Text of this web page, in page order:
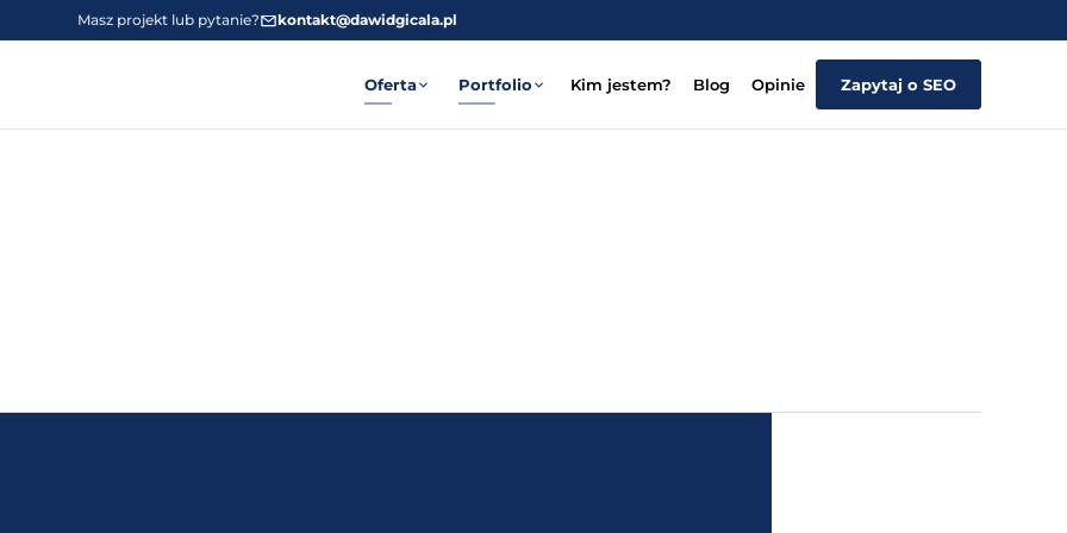
Masz projekt lub pytanie? kontakt@dawidgicala.pl
Oferta Portfolio Kim jestem? Blog Opinie Zapytaj o SEO